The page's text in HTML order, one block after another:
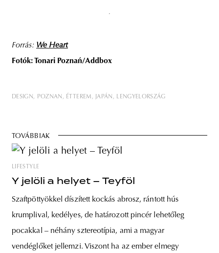
Forrás: We Heart
Fotók: Tonari Poznań/Addbox
DESIGN POZNAN ÉTTEREM JAPÁN LENGYELORSZÁG
TOVÁBBIAK
LIFESTYLE
Y jelöli a helyet – Teyföl
Szaftpöttyökkel díszített kockás abrosz, rántott hús
krumplival, kedélyes, de határozott pincér lehetőleg
pocakkal – néhány sztereotípia, ami a magyar
vendéglőket jellemzi. Viszont ha az ember elmegy